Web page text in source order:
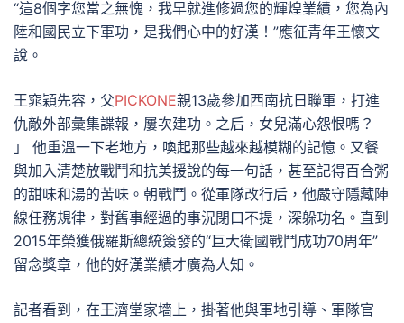
“這8個字您當之無愧，我早就進修過您的輝煌業績，您為內
陸和國民立下軍功，是我們心中的好漢！”應征青年王懷文
說。
王窕穎先容，父PICKONE親13歲參加西南抗日聯軍，打進
仇敵外部彙集諜報，屢次建功。之后，女兒滿心怨恨嗎？
」 他重溫一下老地方，喚起那些越來越模糊的記憶。又餐
與加入清楚放戰鬥和抗美援說的每一句話，甚至記得百合粥
的甜味和湯的苦味。朝戰鬥。從軍隊改行后，他嚴守隱藏陣
線任務規律，對舊事經過的事況閉口不提，深躲功名。直到
2015年榮獲俄羅斯總統簽發的“巨大衛國戰鬥成功70周年”
留念獎章，他的好漢業績才廣為人知。
記者看到，在王濟堂家墻上，掛著他與軍地引導、軍隊官